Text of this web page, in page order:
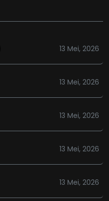
13 Mei, 2026
13 Mei, 2026
13 Mei, 2026
13 Mei, 2026
13 Mei, 2026